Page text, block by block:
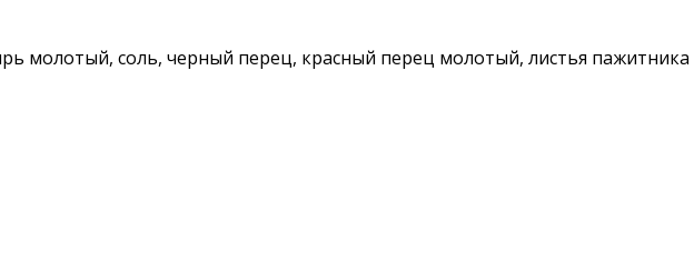
молотый, соль, черный перец, красный перец молотый, листья пажитника